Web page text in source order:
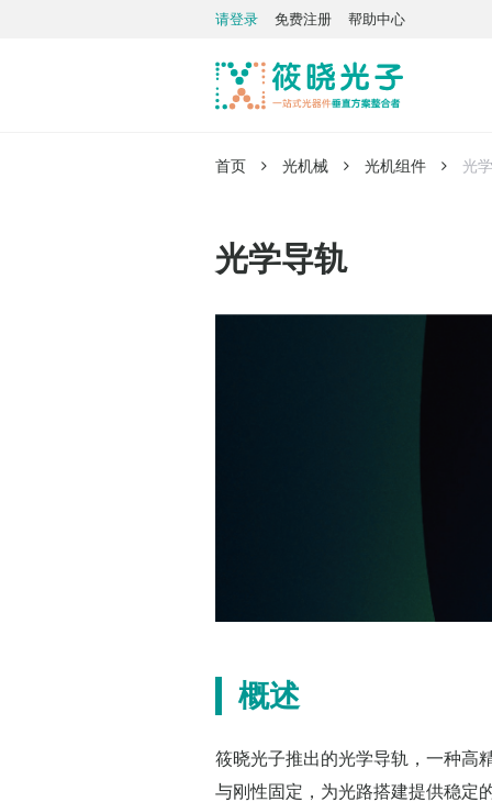
请登录 免费注册 帮助中心
首页 光机械 光机组件 光
光学导轨
概述
筱晓光子推出的光学导轨，一种高
与刚性固定，为光路搭建提供稳定